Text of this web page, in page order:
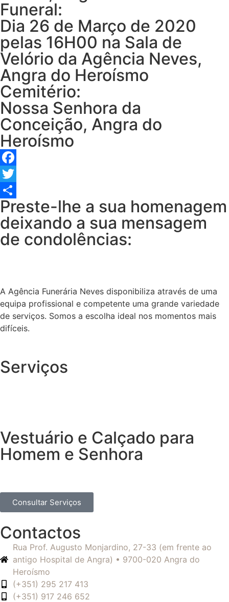
Funeral:
Dia 26 de Março de 2020
pelas 16H00 na Sala de
Velório da Agência Neves,
Angra do Heroísmo
Cemitério:
Nossa Senhora da
Conceição, Angra do
Heroísmo
Facebook
Twitter
Share
Preste-lhe a sua homenagem
deixando a sua mensagem
de condolências:
A Agência Funerária Neves disponibiliza através de uma
equipa profissional e competente uma grande variedade
de serviços. Somos a escolha ideal nos momentos mais
difíceis.
Serviços
Vestuário e Calçado para
Homem e Senhora
Consultar Serviços
Contactos
Rua Prof. Augusto Monjardino, 27-33 (em frente ao
antigo Hospital de Angra) • 9700-020 Angra do
Heroísmo
(+351) 295 217 413
(+351) 917 246 652